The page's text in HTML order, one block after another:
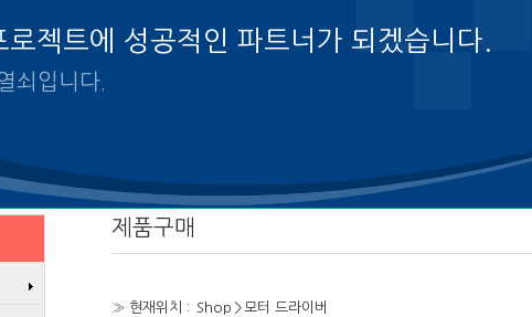
로젝트에 성공적인 파트너가 되겠습니다.
선택은 프로젝트 성공의 열쇠입니다.
제품구매
» 현재위치 : Shop >모터 드라이버